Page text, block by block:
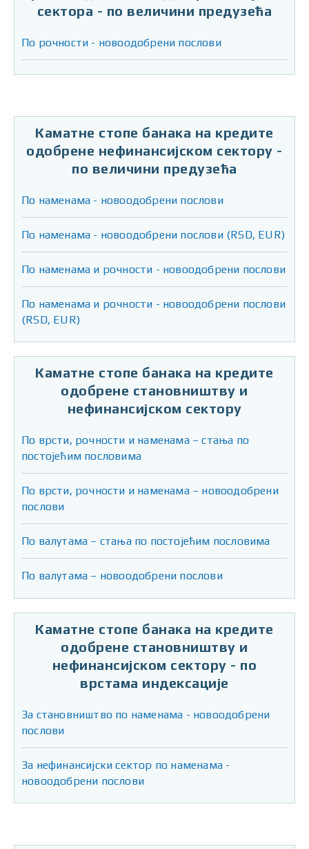
сектора - по величини предузећа
По рочности - новоодобрени послови
Каматне стопе банака на кредите
одобрене нефинансијском сектору -
по величини предузећа
По наменама - новоодобрени послови
По наменама - новоодобрени послови (RSD, EUR)
По наменама и рочности - новоодобрени послови
По наменама и рочности - новоодобрени послови
(RSD, EUR)
Каматне стопе банака на кредите
одобрене становништву и
нефинансијском сектору
По врсти, рочности и наменама – стања по
постојећим пословима
По врсти, рочности и наменама – новоодобрени
послови
По валутама – стања по постојећим пословима
По валутама – новоодобрени послови
Каматне стопе банака на кредите
одобрене становништву и
нефинансијском сектору - по
врстама индексације
За становништво по наменама - новоодобрени
послови
За нефинансијски сектор по наменама -
новоодобрени послови